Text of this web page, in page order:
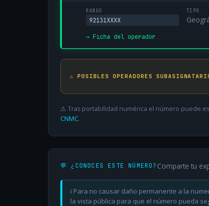
RANGO
92131XXXX
TIPO
→ Ficha del operador
⚠️ POSIBLES OPERADORES
⚠️ Tras portabilidad numérica el número puede
CNMC.
💬 ¿CONOCES ESTE NÚMERO? Comparte tu
ℹ️ Para no causar daño permanente a la
la vista pública para que el número pueda